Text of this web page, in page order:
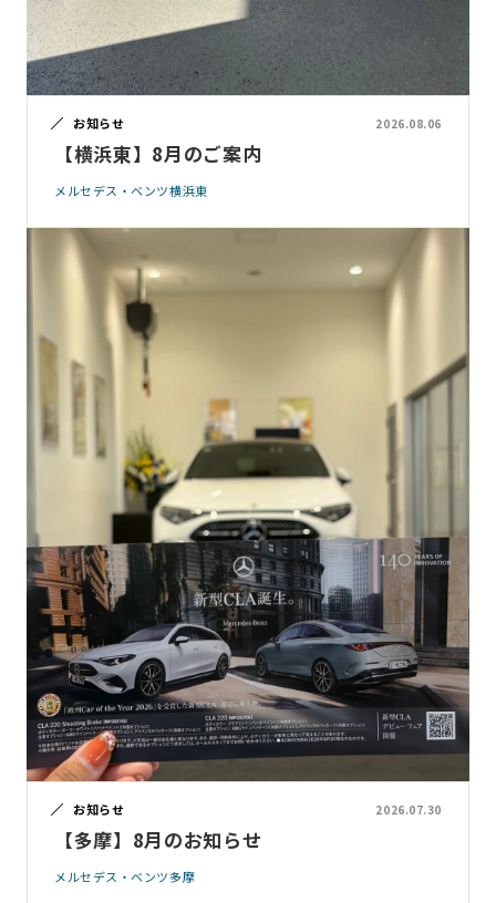
お知らせ 2026.08.06
【横浜東】8月のご案内
メルセデス・ベンツ横浜東
お知らせ 2026.07.30
【多摩】8月のお知らせ
メルセデス・ベンツ多摩